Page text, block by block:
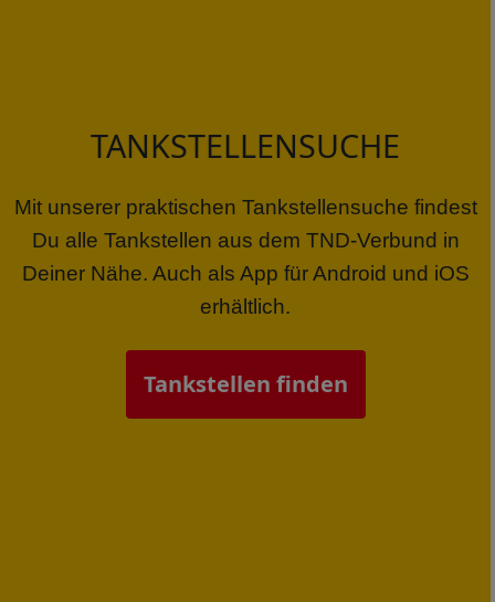
TANKSTELLENSUCHE
Mit unserer praktischen Tankstellensuche findest
Du alle Tankstellen aus dem TND-Verbund in
Deiner Nähe. Auch als App für Android und iOS
erhältlich.
Tankstellen finden